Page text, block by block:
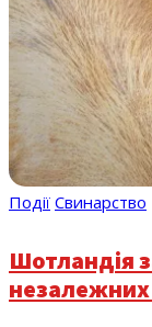
Події Свинарство
Шотландія
незалежних